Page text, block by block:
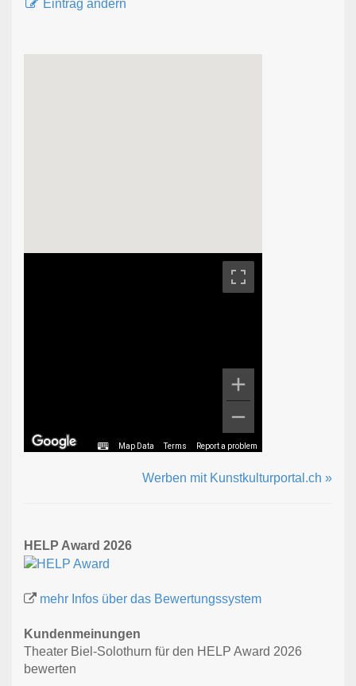
Eintrag ändern
Map Data Terms Report a problem
Werben mit Kunstkulturportal.ch »
HELP Award 2026
mehr Infos über das Bewertungssystem
Kundenmeinungen
Theater Biel-Solothurn für den HELP Award 2026
bewerten